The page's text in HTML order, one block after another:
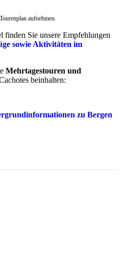
aufnehmen.
finden Sie unsere Empfehlungen
sowie Aktivitäten im
Mehrtagestouren und
beinhalten:
zu Bergen